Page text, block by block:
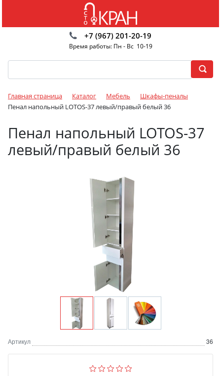
+7 (967) 201-20-19
Время работы: Пн - Вс 10-19
Главная страница Каталог Мебель
Шкафы-пеналы
Пенал напольный LOTOS-37 левый/правый белый 36
Пенал напольный LOTOS-37
левый/правый белый 36
Артикул 36